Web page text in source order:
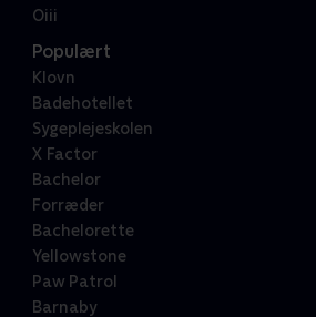
Oiii
Populært
Klovn
Badehotellet
Sygeplejeskolen
X Factor
Bachelor
Forræder
Bachelorette
Yellowstone
Paw Patrol
Barnaby